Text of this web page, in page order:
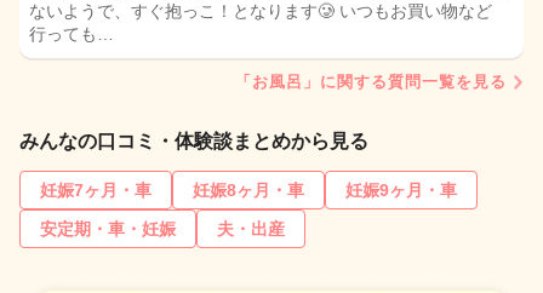
ないようで、すぐ抱っこ！となります🥲 いつもお買い物など
行っても…
「お風呂」に関する質問一覧を見る
みんなの口コミ・体験談まとめから見る
妊娠7ヶ月・車 妊娠8ヶ月・車
妊娠9ヶ月・車
安定期・車・妊娠
夫・出産